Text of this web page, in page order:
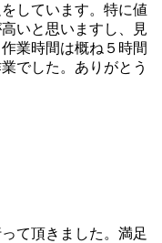
しています。特に値
いと思いますし、見
業時間は概ね５時間
でした。ありがとう
て頂きました。満足